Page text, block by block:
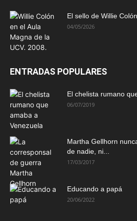
El sello de Willie
04/05/2026
ENTRADAS POPULARES
El chelista rumano
06/07/2019
Martha Gellhorn
de nadie, ni...
17/03/2017
Educando a papá
20/06/2022